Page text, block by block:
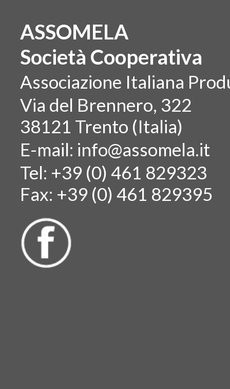
ASSOMELA
Società Cooperativa
Associazione Italiana
Via del Brennero, 322
38121 Trento (Italia)
E-mail: info@assomela.it
Tel: +39 (0) 461 829323
Fax: +39 (0) 461 829395